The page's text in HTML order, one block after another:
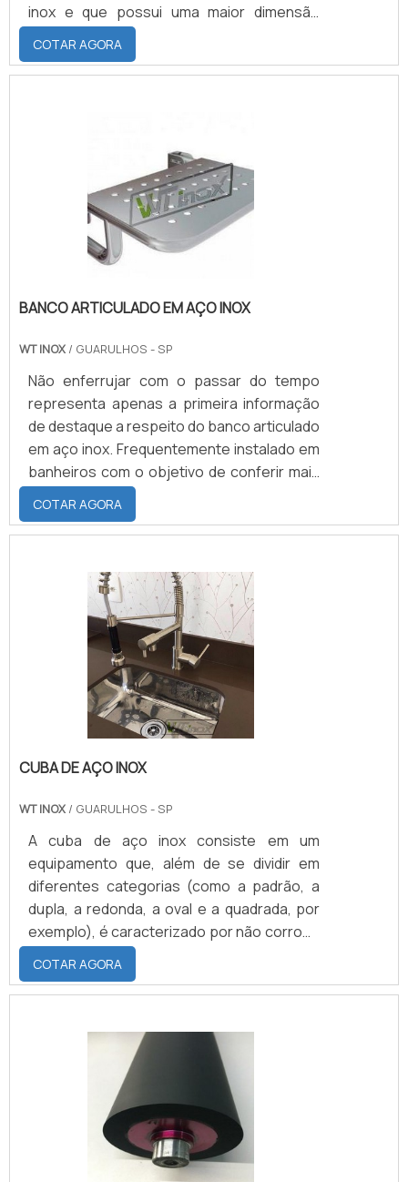
inox e que possui uma maior dimensão
devido ao seu uso ser voltado para uso
coletivo, portanto demanda um tamanho
maior do que um lavatório individual.Sobre o
variedade de procedimentos, mas
principalmente para higienização e possui
alta durabili.
COTAR AGORA
BANCO ARTICULADO EM AÇO INOX
WT INOX / GUARULHOS - SP
Não enferrujar com o passar do tempo
representa apenas a primeira informação
de destaque a respeito do banco articulado
em aço inox. Frequentemente instalado em
banheiros com o objetivo de conferir mais
segurança na locomoção dos usuários que
muitas vezes portam algum tipo de
deficiência física, o banco articulado nada
sua própria nomenclatura sugere, levá aço
inoxidável em sua composição original. No
que diz respeito à serventia do banco
articulado, trata.
COTAR AGORA
CUBA DE AÇO INOX
WT INOX / GUARULHOS - SP
A cuba de aço inox consiste em um
equipamento que, além de se dividir em
diferentes categorias (como a padrão, a
dupla, a redonda, a oval e a quadrada, por
exemplo), é caracterizado por não corroer,
oxidar ou enferrujar ao longo do tempo. No
campo prático, são três as principais
funções que precisam, por obrigação, ser
de louças, sustentação de alimentos
gordurosos e facilidade no manuseio de
alimentos em geral.Diferentes espaços Os
principais espaços em .
COTAR AGORA